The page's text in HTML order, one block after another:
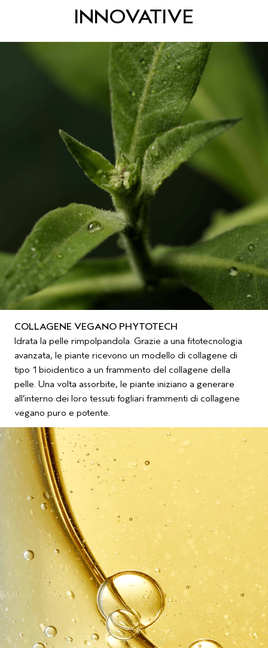
INNOVATIVE
COLLAGENE VEGANO PHYTOTECH
Idrata la pelle rimpolpandola. Grazie a una fitotecnologia
avanzata, le piante ricevono un modello di collagene di
tipo 1 bioidentico a un frammento del collagene della
pelle. Una volta assorbite, le piante iniziano a generare
all’interno dei loro tessuti fogliari frammenti di collagene
vegano puro e potente.